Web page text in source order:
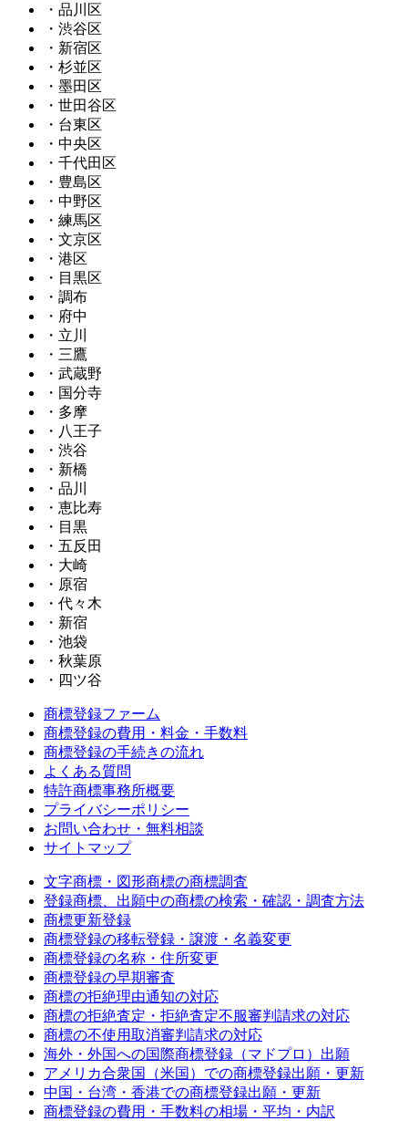
・品川区
・渋谷区
・新宿区
・杉並区
・墨田区
・世田谷区
・台東区
・中央区
・千代田区
・豊島区
・中野区
・練馬区
・文京区
・港区
・目黒区
・調布
・府中
・立川
・三鷹
・武蔵野
・国分寺
・多摩
・八王子
・渋谷
・新橋
・品川
・恵比寿
・目黒
・五反田
・大崎
・原宿
・代々木
・新宿
・池袋
・秋葉原
・四ツ谷
商標登録ファーム
商標登録の費用・料金・手数料
商標登録の手続きの流れ
よくある質問
特許商標事務所概要
プライバシーポリシー
お問い合わせ・無料相談
サイトマップ
文字商標・図形商標の商標調査
登録商標、出願中の商標の検索・確認・調査方法
商標更新登録
商標登録の移転登録・譲渡・名義変更
商標登録の名称・住所変更
商標登録の早期審査
商標の拒絶理由通知の対応
商標の拒絶査定・拒絶査定不服審判請求の対応
商標の不使用取消審判請求の対応
海外・外国への国際商標登録（マドプロ）出願
アメリカ合衆国（米国）での商標登録出願・更新
中国・台湾・香港での商標登録出願・更新
商標登録の費用・手数料の相場・平均・内訳